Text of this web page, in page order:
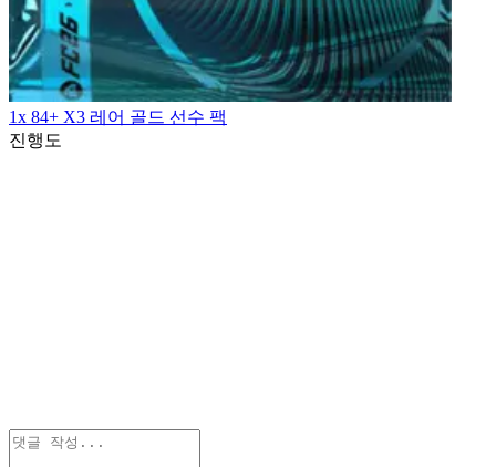
1x 84+ X3 레어 골드 선수 팩
진행도